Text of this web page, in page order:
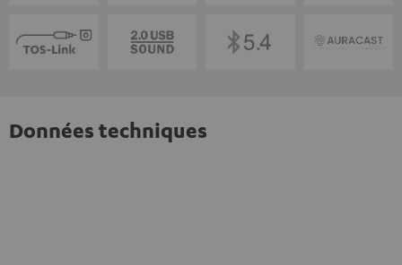
Données techniques